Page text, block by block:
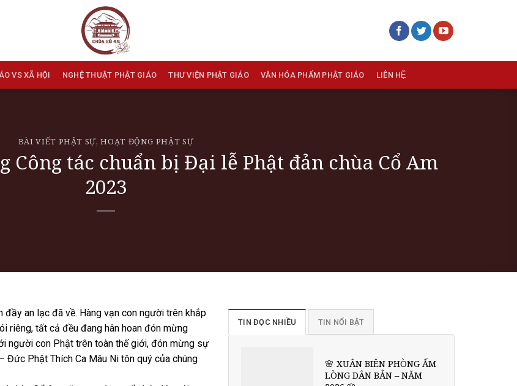
VS XÃ HỘI NGHỆ THUẬT PHẬT GIÁO THƯ VIỆN PHẬT GIÁO VĂN HÓA PHẨM PHẬT GIÁO LIÊN HỆ
BÀI VIẾT PHẬT SỰ,HOẠT ĐỘNG PHẬT SỰ
tác chuẩn bị Đại lễ Phật đản chùa Cổ Am
2023
an lạc đã về. Hàng vạn con người trên khắp
riêng, tất cả đều đang hân hoan đón mừng
người con Phật trên toàn thế giới, đón mừng sự
Đức Phật Thích Ca Mâu Ni tôn quý của chúng
TIN ĐỌC NHIỀU TIN NỔI BẬT
🌸 XUÂN BIÊN PHÒNG ẤM
LÒNG DÂN BẢN – NĂM